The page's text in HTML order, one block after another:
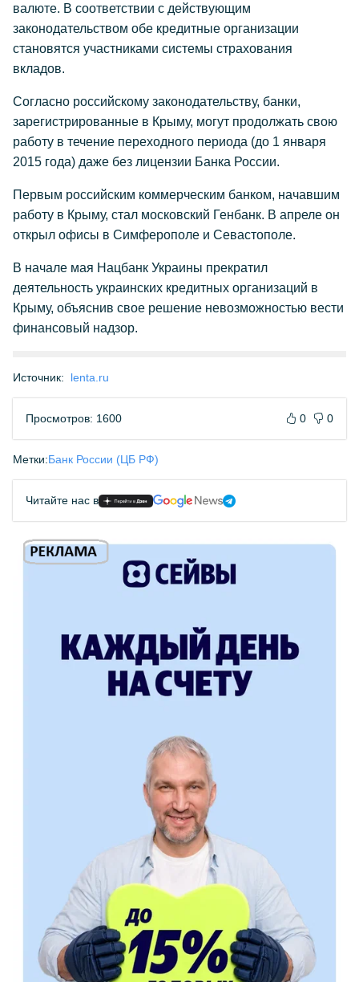
валюте. В соответствии с действующим
законодательством обе кредитные организации
становятся участниками системы страхования
вкладов.
Согласно российскому законодательству, банки,
зарегистрированные в Крыму, могут продолжать свою
работу в течение переходного периода (до 1 января
2015 года) даже без лицензии Банка России.
Первым российским коммерческим банком, начавшим
работу в Крыму, стал московский Генбанк. В апреле он
открыл офисы в Симферополе и Севастополе.
В начале мая Нацбанк Украины прекратил
деятельность украинских кредитных организаций в
Крыму, объяснив свое решение невозможностью вести
финансовый надзор.
Источник: lenta.ru
Просмотров: 1600 0 0
Метки:Банк России (ЦБ РФ)
Читайте нас в